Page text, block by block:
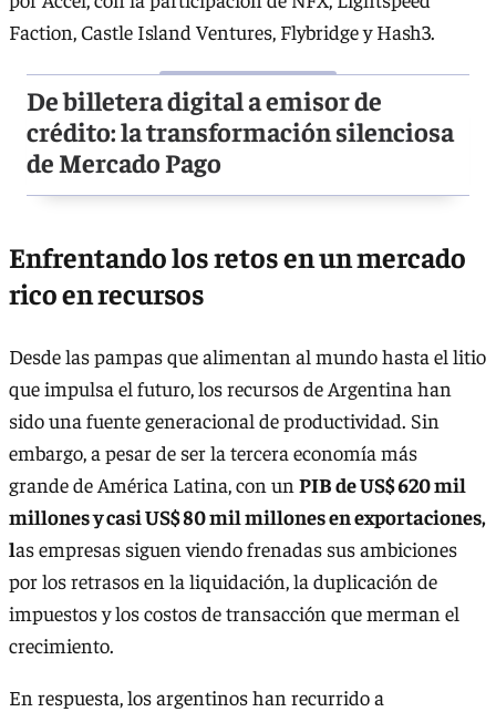
Faction, Castle Island Ventures, Flybridge y Hash3.
De billetera digital a emisor de
crédito: la transformación silenciosa
de Mercado Pago
Enfrentando los retos en un mercado
rico en recursos
Desde las pampas que alimentan al mundo hasta el litio
que impulsa el futuro, los recursos de Argentina han
sido una fuente generacional de productividad. Sin
embargo, a pesar de ser la tercera economía más
grande de América Latina, con un PIB de US$ 620 mil
millones y casi US$ 80 mil millones en exportaciones,
las empresas siguen viendo frenadas sus ambiciones
por los retrasos en la liquidación, la duplicación de
impuestos y los costos de transacción que merman el
crecimiento.
En respuesta, los argentinos han recurrido a